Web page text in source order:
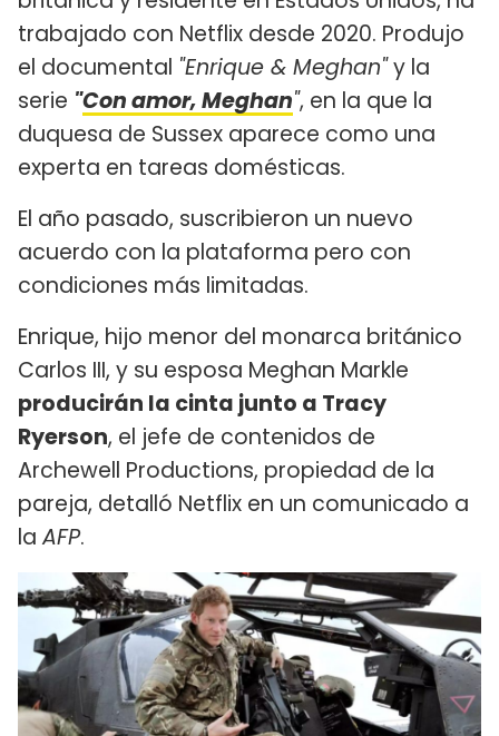
trabajado con Netflix desde 2020. Produjo
el documental "Enrique & Meghan"y la
serie "Con amor, Meghan", en la que la
duquesa de Sussex aparece como una
experta en tareas domésticas.
El año pasado, suscribieron un nuevo
acuerdo con la plataforma pero con
condiciones más limitadas.
Enrique, hijo menor del monarca británico
Carlos III, y su esposa Meghan Markle
producirán la cinta junto a Tracy
Ryerson, el jefe de contenidos de
Archewell Productions, propiedad de la
pareja, detalló Netflix en un comunicado a
laAFP.